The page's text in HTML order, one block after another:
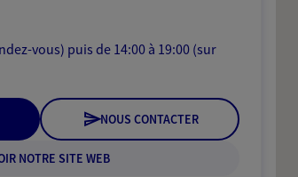
vous) puis de 14:00 à 19:00 (sur
NOUS CONTACTER
NOTRE SITE WEB